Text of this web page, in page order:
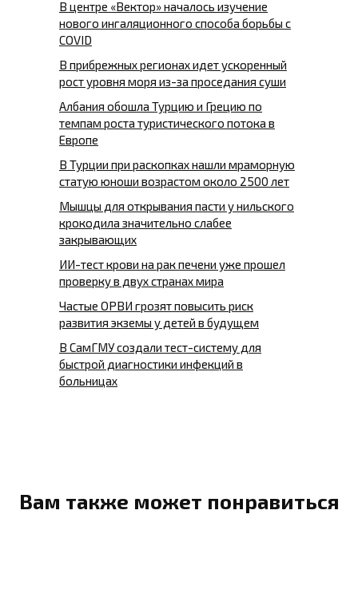
В центре «Вектор» началось изучение
нового ингаляционного способа борьбы с
COVID
В прибрежных регионах идет ускоренный
рост уровня моря из-за проседания суши
Албания обошла Турцию и Грецию по
темпам роста туристического потока в
Европе
В Турции при раскопках нашли мраморную
статую юноши возрастом около 2500 лет
Мышцы для открывания пасти у нильского
крокодила значительно слабее
закрывающих
ИИ-тест крови на рак печени уже прошел
проверку в двух странах мира
Частые ОРВИ грозят повысить риск
развития экземы у детей в будущем
В СамГМУ создали тест-систему для
быстрой диагностики инфекций в
больницах
Вам также может понравиться